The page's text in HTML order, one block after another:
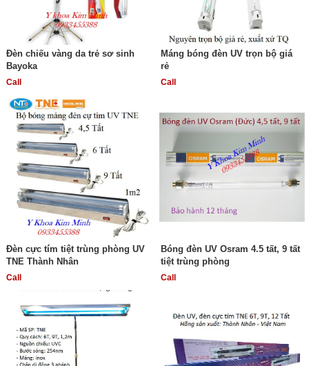
Đèn chiếu vàng da trẻ sơ sinh
Bayoka
Call
Máng bóng đèn UV trọn bộ giá
rẻ
Call
Đèn cực tím tiệt trùng phòng UV
TNE Thành Nhân
Call
Bóng đèn UV Osram 4.5 tất, 9 tất
tiệt trùng phòng
Call